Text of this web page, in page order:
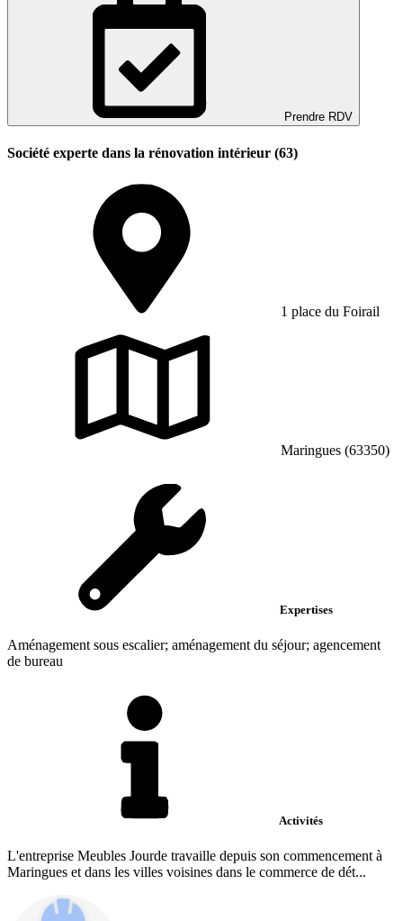
Prendre RDV
Société experte dans la rénovation intérieur (63)
1 place du Foirail
Maringues (63350)
Expertises
Aménagement sous escalier; aménagement du séjour; agencement
de bureau
Activités
L'entreprise Meubles Jourde travaille depuis son commencement à
Maringues et dans les villes voisines dans le commerce de dét...